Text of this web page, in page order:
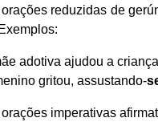
reduzidas de
adotiva ajudou a
gritou, assustando-
orações imperativas